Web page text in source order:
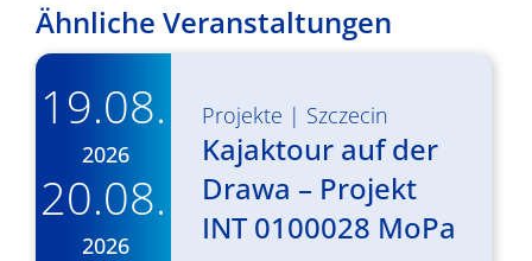
Ähnliche Veranstaltungen
19.08.
2026
20.08.
2026
Projekte | Szczecin
Kajaktour auf der
Drawa – Projekt
INT 0100028 MoPa